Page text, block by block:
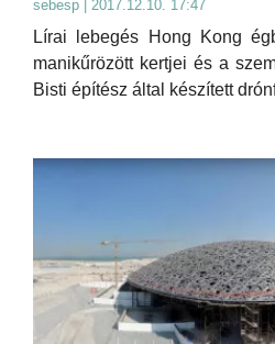
sebesp | 2017.12.10. 17:47
Lírai lebegés Hong Kong
manikűrözött kertjei és a
Bisti építész által készített